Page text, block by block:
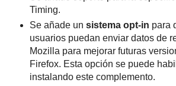
Timing.
Se añade un sistema opt-in para
usuarios puedan enviar datos de
Mozilla para mejorar futuras
Firefox. Esta opción se puede
instalando este complemento.